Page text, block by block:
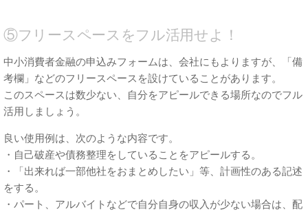
⑤フリースペースをフル活用せよ！
中小消費者金融の申込みフォームは、会社にもよりますが、「備
考欄」などのフリースペースを設けていることがあります。
このスペースは数少ない、自分をアピールできる場所なのでフル
活用しましょう。
良い使用例は、次のような内容です。
・自己破産や債務整理をしていることをアピールする。
・「出来れば一部他社をおまとめしたい」等、計画性のある記述
をする。
・パート、アルバイトなどで自分自身の収入が少ない場合は、配